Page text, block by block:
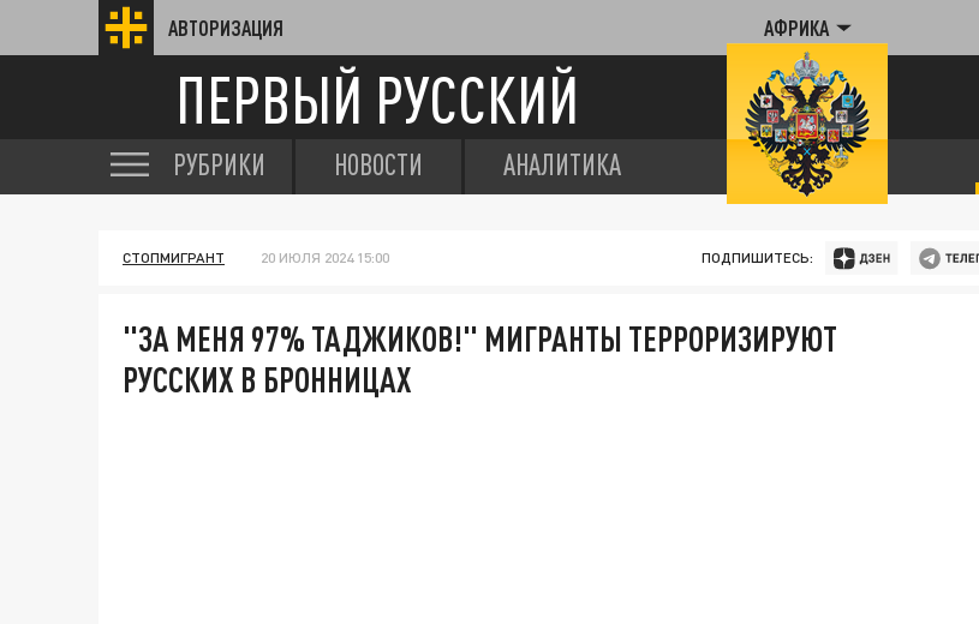
АВТОРИЗАЦИЯ АФРИКА
ПЕРВЫЙ РУССКИЙ
РУБРИКИ НОВОСТИ АНАЛИТИКА
СТОПМИГРАНТ 20 ИЮЛЯ 2024 15:00 ПОДПИШИТЕСЬ:
"ЗА МЕНЯ 97% ТАДЖИКОВ!" МИГРАНТЫ ТЕРРОРИЗИРУЮТ
РУССКИХ В БРОННИЦАХ